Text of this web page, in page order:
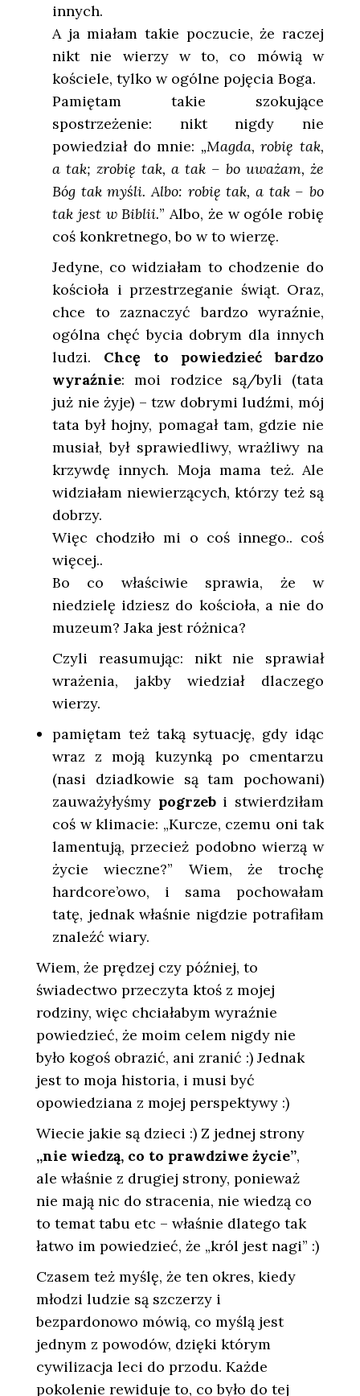
innych.
A ja miałam takie poczucie, że raczej
nikt nie wierzy w to, co mówią w
kościele, tylko w ogólne pojęcia Boga.
Pamiętam takie szokujące
spostrzeżenie: nikt nigdy nie
powiedział do mnie: „Magda, robię tak,
a tak; zrobię tak, a tak – bo uważam, że
Bóg tak myśli. Albo: robię tak, a tak – bo
tak jest w Biblii.” Albo, że w ogóle robię
coś konkretnego, bo w to wierzę.
Jedyne, co widziałam to chodzenie do
kościoła i przestrzeganie świąt. Oraz,
chce to zaznaczyć bardzo wyraźnie,
ogólna chęć bycia dobrym dla innych
ludzi. Chcę to powiedzieć bardzo
wyraźnie: moi rodzice są/byli (tata
już nie żyje) – tzw dobrymi ludźmi, mój
tata był hojny, pomagał tam, gdzie nie
musiał, był sprawiedliwy, wrażliwy na
krzywdę innych. Moja mama też. Ale
widziałam niewierzących, którzy też są
dobrzy.
Więc chodziło mi o coś innego.. coś
więcej..
Bo co właściwie sprawia, że w
niedzielę idziesz do kościoła, a nie do
muzeum? Jaka jest różnica?
Czyli reasumując: nikt nie sprawiał
wrażenia, jakby wiedział dlaczego
wierzy.
pamiętam też taką sytuację, gdy idąc
wraz z moją kuzynką po cmentarzu
(nasi dziadkowie są tam pochowani)
zauważyłyśmy pogrzebi stwierdziłam
coś w klimacie: „Kurcze, czemu oni tak
lamentują, przecież podobno wierzą w
życie wieczne?” Wiem, że trochę
hardcore’owo, i sama pochowałam
tatę, jednak właśnie nigdzie potrafiłam
znaleźć wiary.
Wiem, że prędzej czy później, to
świadectwo przeczyta ktoś z mojej
rodziny, więc chciałabym wyraźnie
powiedzieć, że moim celem nigdy nie
było kogoś obrazić, ani zranić :) Jednak
jest to moja historia, i musi być
opowiedziana z mojej perspektywy :)
Wiecie jakie są dzieci :) Z jednej strony
„nie wiedzą, co to prawdziwe życie”,
ale właśnie z drugiej strony, ponieważ
nie mają nic do stracenia, nie wiedzą co
to temat tabu etc – właśnie dlatego tak
łatwo im powiedzieć, że „król jest nagi” :)
Czasem też myślę, że ten okres, kiedy
młodzi ludzie są szczerzy i
bezpardonowo mówią, co myślą jest
jednym z powodów, dzięki którym
cywilizacja leci do przodu. Każde
pokolenie rewiduje to, co było do tej